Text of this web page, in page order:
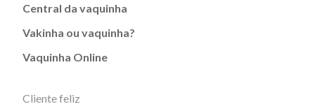
Central da vaquinha
Vakinha ou vaquinha?
Vaquinha Online
Cliente feliz